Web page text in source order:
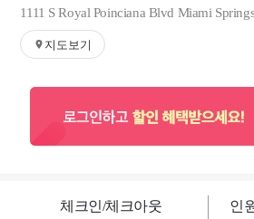
1111 S Royal Poinciana Blvd Miami
지도보기
체크인/체크아웃 인